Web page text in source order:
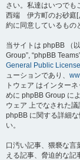
さい。私達はいつでも
西端 伊方町のお砂庭[
約に同意しているもの
当サイトは phpBB （
Group”, “phpBB
General Public
ューションであり、
トウェア はインター
めに phpBB Group に
ウェア 上でなされた
phpBB に関する詳細
い。
口汚い記事、猥褻な言
える記事、脅迫的な